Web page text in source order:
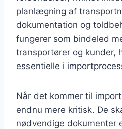
planlægning af
dokumentation og
fungerer som bindeled
transportører og kunder,
essentielle i
Når det kommer til
endnu mere kritisk. De
nødvendige dokumenter